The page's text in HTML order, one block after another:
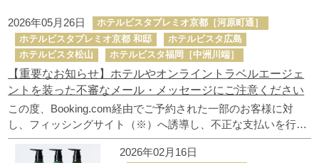
泊 室
人/室
お子様
人/室
2026年05月26日
ホテルビスタプレミオ京都［河原町通］
ホテルビスタプレミオ京都 和邸
ホテルビスタ広島
ホテルビスタ松山
ホテルビスタ福岡［中洲川端］
【重要なお知らせ】ホテルやオンライントラベルエージェ
ントを装った不審なメール・メッセージにご注意ください
この度、Booking.com経由でご予約された一部のお客様に対
し、フィッシングサイト（※）へ誘導し、不正な支払いを行わ
せようとするメール・メッセージが配信されていることが確認
されました。現時点において、ホテルならびにBookign.comへ
2026年02月16日
公式サイト予約特典
ビスタグループホテル一覧
ニュース
フォトギャラリー